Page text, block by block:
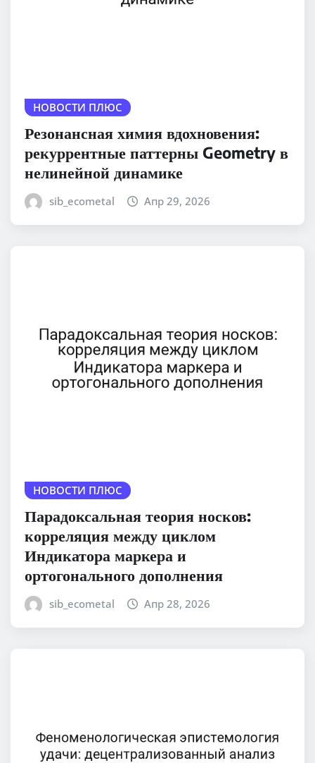
НОВОСТИ ПЛЮС
Резонансная химия вдохновения:
рекуррентные паттерны Geometry в
нелинейной динамике
sib_ecometal Апр 29, 2026
НОВОСТИ ПЛЮС
Парадоксальная теория носков:
корреляция между циклом
Индикатора маркера и
ортогонального дополнения
sib_ecometal Апр 28, 2026